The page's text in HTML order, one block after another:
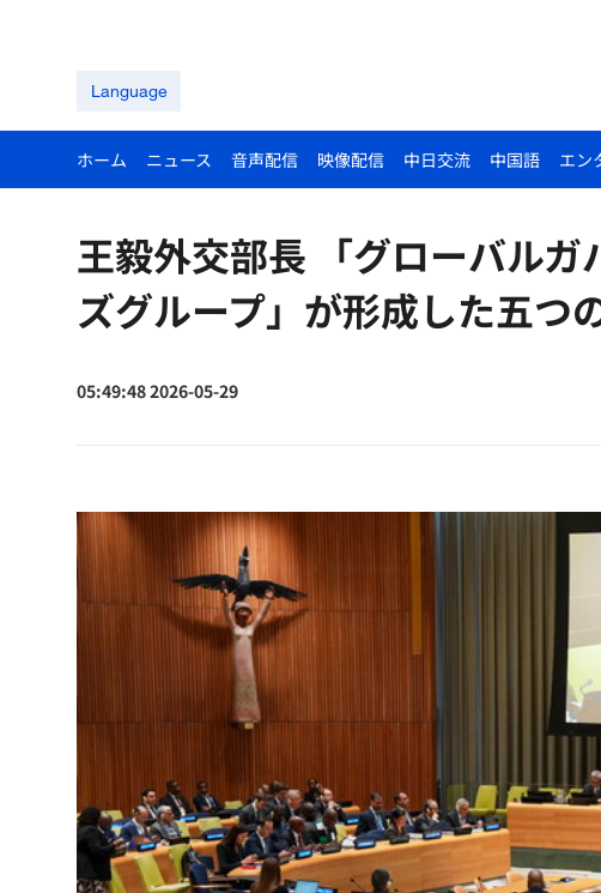
Language
ホーム ニュース 音声配信 映像配信 中日交流 中国語 エン
王毅外交部長 「グローバル
ズグループ」が形成した五つ
05:49:48 2026-05-29